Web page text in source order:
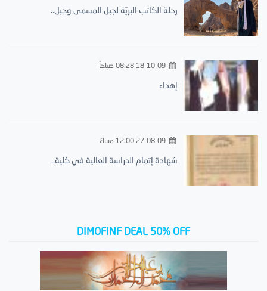
رحلة الكاتب البريّة لجبل المسمى وجبل..
18-10-09 08:28 صباحاً
إهداء
27-08-09 12:00 مساءً
شهادة إتمام الدراسة العالية في كلية..
DIMOFINF DEAL 50% OFF